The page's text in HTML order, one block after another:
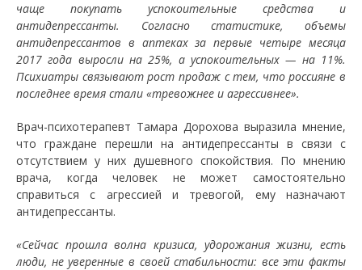
чаще покупать успокоительные средства и
антидепрессанты. Согласно статистике, объемы
антидепрессантов в аптеках за первые четыре месяца
2017 года выросли на 25%, а успокоительных — на 11%.
Психиатры связывают рост продаж с тем, что россияне в
последнее время стали «тревожнее и агрессивнее».
Врач-психотерапевт Тамара Дорохова выразила мнение,
что граждане перешли на антидепрессанты в связи с
отсутствием у них душевного спокойствия. По мнению
врача, когда человек не может самостоятельно
справиться с агрессией и тревогой, ему назначают
антидепрессанты.
«Сейчас прошла волна кризиса, удорожания жизни, есть
люди, не уверенные в своей стабильности: все эти факты